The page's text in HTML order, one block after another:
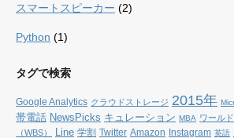
スマートスピーカー (2)
Python (1)
タグで検索
Google Analytics クラウドストレージ 2015年
帯電話 NewsPicks キュレーション MBA ワール
（WBS）
Line 学割 Twitter Amazon Instagram 英語